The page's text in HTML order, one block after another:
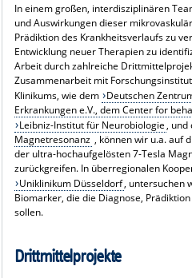
In einem großen, interdisziplinären
und Auswirkungen dieser
Prädiktion des Krankheitsverlaufs zu
Entwicklung neuer Therapien zu
Arbeit durch zahlreiche
Zusammenarbeit mit
Klinikums, wie dem Deutschen
Erkrankungen e.V., dem Center for
Leibniz-Institut für Neurobiologie, und
Magnetresonanz , können wir u.a. auf
der ultra-hochaufgelösten 7-Tesla
zurückgreifen. In überregionalen
Uniklinikum Düsseldorf, untersuchen
Biomarker, die die Diagnose,
sollen.
Drittmittelprojekte